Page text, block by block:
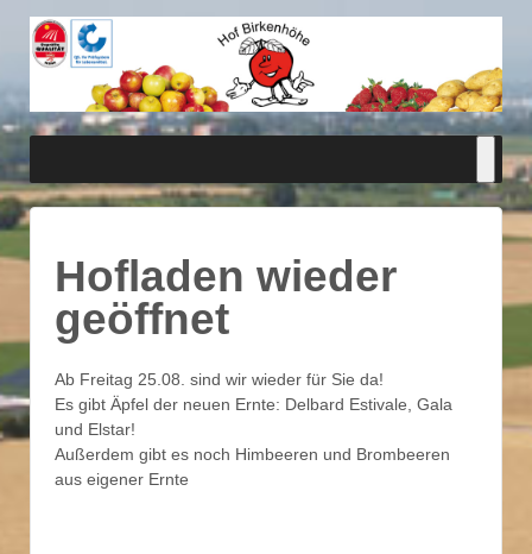
Hofladen wieder
geöffnet
Ab Freitag 25.08. sind wir wieder für Sie da!
Es gibt Äpfel der neuen Ernte: Delbard Estivale, Gala
und Elstar!
Außerdem gibt es noch Himbeeren und Brombeeren
aus eigener Ernte